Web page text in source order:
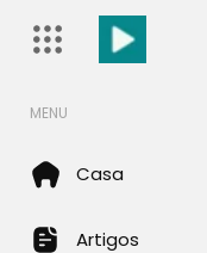
MENU
Casa
Artigos